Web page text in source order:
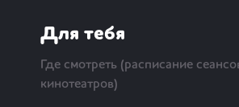
Для тебя
Где смотреть (расписание
кинотеатров)